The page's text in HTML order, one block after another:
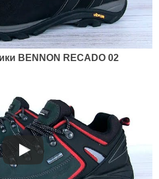
BENNON RECADO 02